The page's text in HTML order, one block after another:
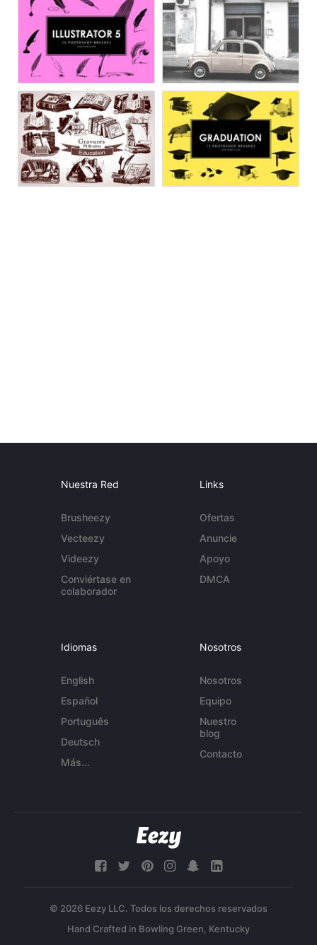
Nuestra Red
Brusheezy
Vecteezy
Videezy
Conviértase en
colaborador
Links
Ofertas
Anuncie
Apoyo
DMCA
Idiomas
English
Español
Português
Deutsch
Más...
Nosotros
Nosotros
Equipo
Nuestro
blog
Contacto
© 2026 Eezy LLC. Todos los derechos reservados